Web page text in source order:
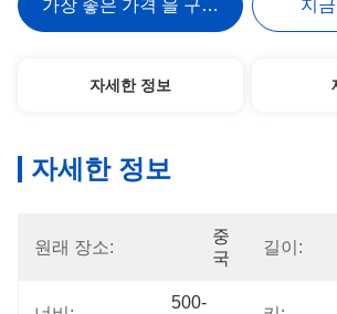
가장 좋은 가격 을 구하라 지
자세한 정보
자세한 정보
원래 장소:
중
국
길이:
500-